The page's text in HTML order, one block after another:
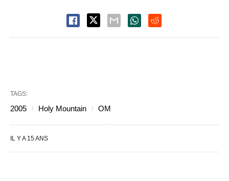
TAGS:
2005 Holy Mountain OM
IL Y A 15 ANS